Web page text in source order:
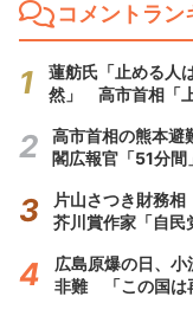
コメントラン
蓮舫氏「止める人
然」 高市首相「
高市首相の熊本
閣広報官「51分間
片山さつき財務
芥川賞作家「自民
広島原爆の日、
非難 「この国は